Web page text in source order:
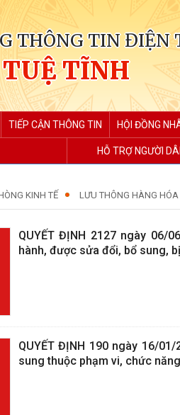
THÔNG TIN ĐIỆN
TĨNH
TIẾP CẬN THÔNG TIN HỘI ĐỒNG
HỖ TRỢ NGƯỜI
KINH TẾ LƯU THÔNG HÀNG HÓA
QUYẾT ĐỊNH 2127 ngày 06/
hành, được sửa đổi, bổ sung,
QUYẾT ĐỊNH 190 ngày 16/
sung thuộc phạm vi, chức